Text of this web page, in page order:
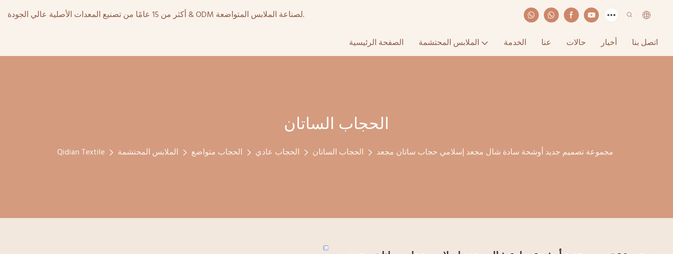
أكثر من 15 عامًا من تصنيع المعدات الأصلية عالي الجودة & ODM لصناعة الملابس المتواضعة.
الصفحة الرئيسية الملابس المحتشمة الخدمة عنا حالات أخبار اتصل بنا
الحجاب الساتان
Qidian Textile الملابس المحتشمة الحجاب متواضع الحجاب عادي الحجاب الساتان مجموعة تصميم جديد أوشحة سادة شال مجعد إسلامي حجاب ساتان مجعد